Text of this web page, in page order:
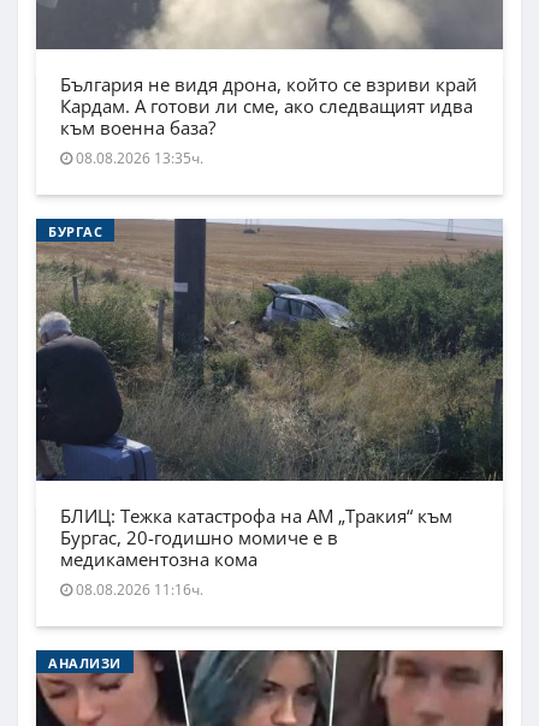
България не видя дрона, който се взриви край
Кардам. А готови ли сме, ако следващият идва
към военна база?
08.08.2026 13:35ч.
БУРГАС
БЛИЦ: Тежка катастрофа на АМ „Тракия“ към
Бургас, 20-годишно момиче е в
медикаментозна кома
08.08.2026 11:16ч.
АНАЛИЗИ